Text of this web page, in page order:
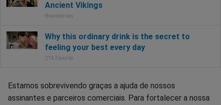
Estamos sobrevivendo graças a ajuda de nossos
assinantes e parceiros comerciais. Para fortalecer a nossa